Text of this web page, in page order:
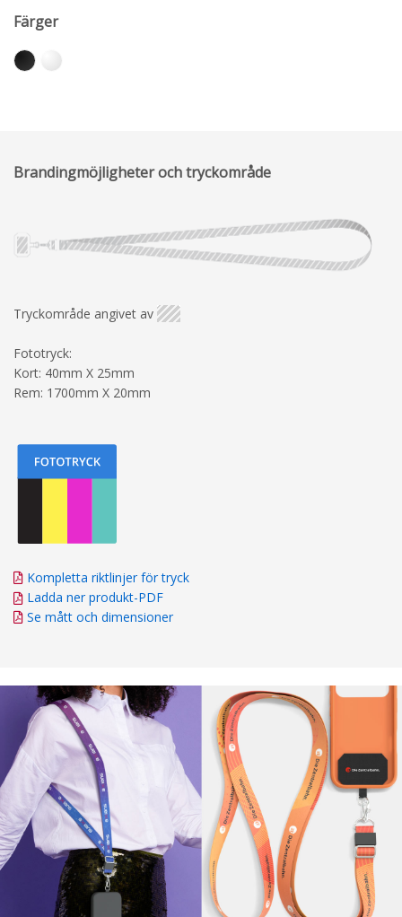
Färger
Brandingmöjligheter och tryckområde
Tryckområde angivet av
Fototryck:
Kort: 40mm X 25mm
Rem: 1700mm X 20mm
Kompletta riktlinjer för tryck
Ladda ner produkt-PDF
Se mått och dimensioner